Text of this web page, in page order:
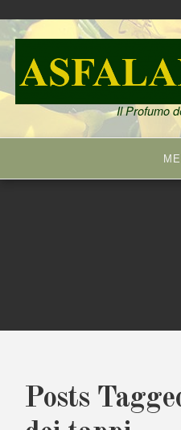
Skip
to
content
Il Profumo
Posts